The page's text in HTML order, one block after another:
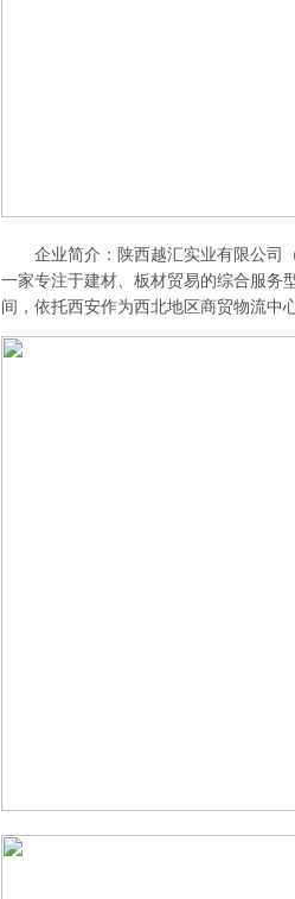
企业简介：陕西越汇实业有限公司（
一家专注于建材、板材贸易的综合服
间，依托西安作为西北地区商贸物流中